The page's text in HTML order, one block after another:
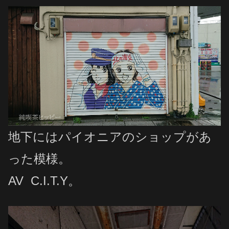
地下にはパイオニアのショップがあ
った模様。
AV C.I.T.Y。